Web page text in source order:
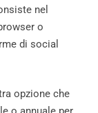
nel
o
di social
opzione che